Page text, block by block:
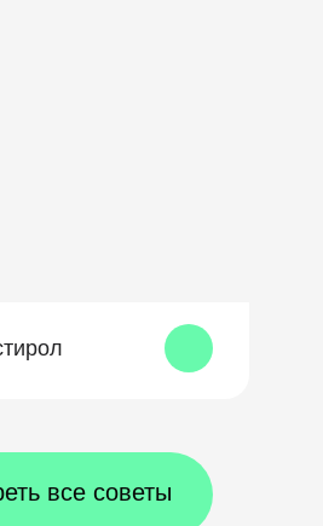
все советы